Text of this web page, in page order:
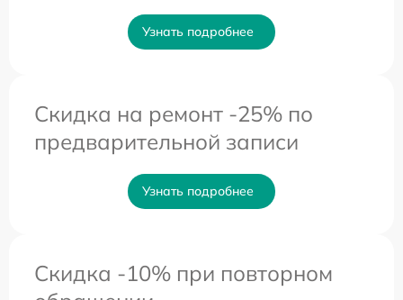
Узнать подробнее
Скидка на ремонт -25% по
предварительной записи
Узнать подробнее
Скидка -10% при повторном